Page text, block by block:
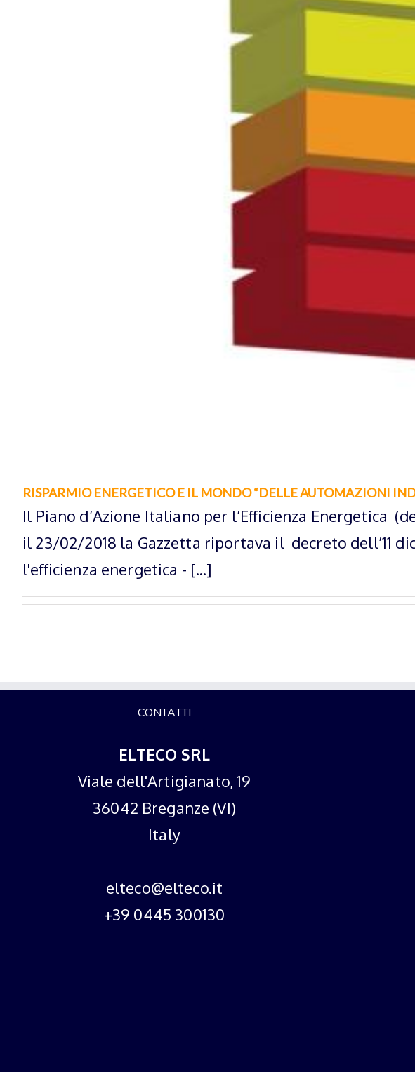
RISPARMIO ENERGETICO E IL MONDO “DELLE AUTOMAZIONI
Il Piano d’Azione Italiano per l’Efficienza Energetica
il 23/02/2018 la Gazzetta riportava il decreto dell’11
l'efficienza energetica - [...]
CONTATTI
ELTECO SRL
Viale dell'Artigianato, 19
36042 Breganze (VI)
Italy
elteco@elteco.it
+39 0445 300130